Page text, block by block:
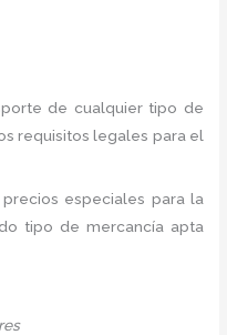
de cualquier tipo de
requisitos legales para el
especiales para la
tipo de mercancía apta